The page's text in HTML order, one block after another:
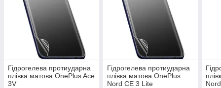
Гідрогелева протиударна
плівка матова OnePlus Ace
3V
Гідрогелева протиударна
плівка матова OnePlus
Nord CE 3 Lite